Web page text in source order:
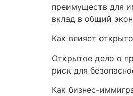
преимуществ для
вклад в общий
Как влияет
Открытое дело о
риск для
Как бизнес-